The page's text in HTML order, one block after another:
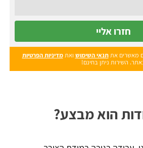
חזרו אליי
מאשרים אתתנאי השימוש ואתמדיניות הפרטיות
השירות ניתן בחינם!
הוא מבצע?